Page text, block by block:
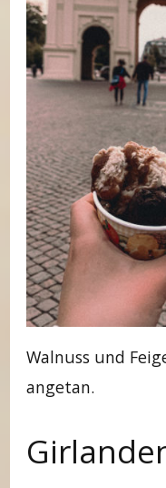
Walnuss und
angetan.